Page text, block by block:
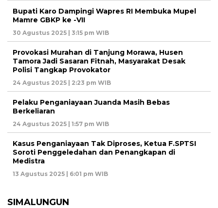
Bupati Karo Dampingi Wapres RI Membuka Mupel
Mamre GBKP ke -VII
30 Agustus 2025 | 3:15 pm WIB
Provokasi Murahan di Tanjung Morawa, Husen
Tamora Jadi Sasaran Fitnah, Masyarakat Desak
Polisi Tangkap Provokator
24 Agustus 2025 | 2:23 pm WIB
Pelaku Penganiayaan Juanda Masih Bebas
Berkeliaran
24 Agustus 2025 | 1:57 pm WIB
Kasus Penganiayaan Tak Diproses, Ketua F.SPTSI
Soroti Penggeledahan dan Penangkapan di
Medistra
13 Agustus 2025 | 6:01 pm WIB
SIMALUNGUN